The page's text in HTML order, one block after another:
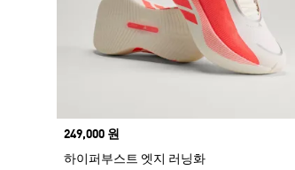
Price
249,000 원
하이퍼부스트 엣지 러닝화